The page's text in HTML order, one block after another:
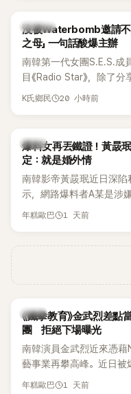
延燒到過去的爭議。李瑞
開過記者會？」直接點名
說：「哥怎麼連這個都知
麼大，不知道才奇怪吧。
當年情況，李智惠終於鬆
術。她回憶：「拍了比基
了。」為了澄清誤會，她
想，既然一直說我有做，
本沒動過。」一句話說完
上，早在 2006 年，李智
召開了一場泳裝記者招待
這段為平息爭議、直接
《脫掉鞋子恢單4Men》
比基尼照」，再次重提這
員身分出道，該團在
智英兩位女成員，以及張
過後來爆出長達四年的
李智惠言語辱罵、動手等
體解散後，李智惠轉型
藝圈。據悉，她當年能加
K-POP
沒被Waterbomb邀請不
之母」 一句話酸爆主辦
南韓第一代女團S.E.S.成
目《Radio Star》，除了
Waterbomb喊話，笑稱
K氏鄉民 20 小時前
韓星
爆料女再丟鐵證！黃晸
定：就是婚外情
南韓影帝黃晸珉近日深
示，網路爆料者A某是涉
法律行動。不過，A某並
年糕歐巴 1 天前
韓星
《鐵拳教育》金武烈差點
團 拒絕下場曝光
南韓演員金武烈近來憑藉
藝事業再攀高峰。近日被
他當年差點不是以演員身
年糕歐巴 1 天前